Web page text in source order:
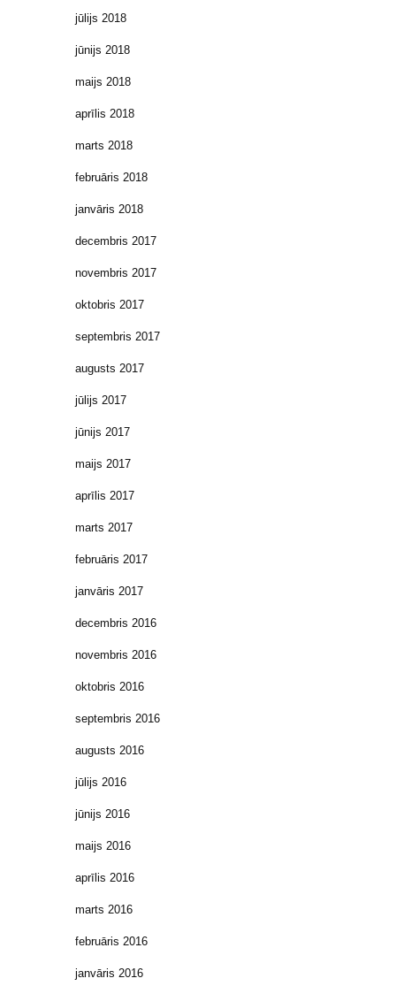
jūlijs 2018
jūnijs 2018
maijs 2018
aprīlis 2018
marts 2018
februāris 2018
janvāris 2018
decembris 2017
novembris 2017
oktobris 2017
septembris 2017
augusts 2017
jūlijs 2017
jūnijs 2017
maijs 2017
aprīlis 2017
marts 2017
februāris 2017
janvāris 2017
decembris 2016
novembris 2016
oktobris 2016
septembris 2016
augusts 2016
jūlijs 2016
jūnijs 2016
maijs 2016
aprīlis 2016
marts 2016
februāris 2016
janvāris 2016